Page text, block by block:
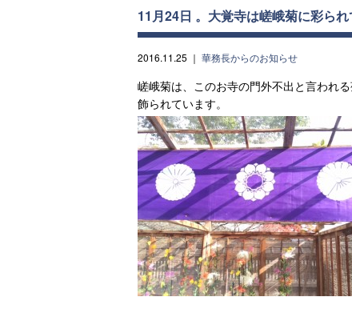
11月24日 。大覚寺は嵯峨菊に彩られ
2016.11.25 ｜ 華務長からのお知らせ
嵯峨菊は、このお寺の門外不出と言われ
飾られています。